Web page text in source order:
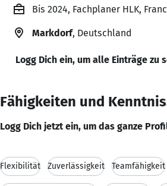
Bis 2024, Fachplaner HLK,
Markdorf, Deutschland
Logg Dich ein, um alle Einträge zu
Fähigkeiten und
Logg Dich jetzt ein, um das ganze
Flexibilität Zuverlässigkeit Teamfähigkeit